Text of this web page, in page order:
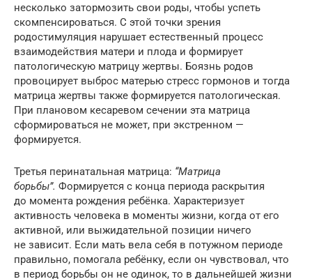
несколько затормозить свои роды, чтобы успеть
скомпенсироваться. С этой точки зрения
родостимуляция нарушает естественный процесс
взаимодействия матери и плода и формирует
патологическую матрицу жертвы. Боязнь родов
провоцирует выброс матерью стресс гормонов и тогда
матрица жертвы также формируется патологическая.
При плановом кесаревом сечении эта матрица
сформироваться не может, при экстренном —
формируется.
Третья перинатальная матрица: “Матрица
борьбы”. Формируется с конца периода раскрытия
до момента рождения ребёнка. Характеризует
активность человека в моменты жизни, когда от его
активной, или выжидательной позиции ничего
не зависит. Если мать вела себя в потужном периоде
правильно, помогала ребёнку, если он чувствовал, что
в период борьбы он не одинок, то в дальнейшей жизни